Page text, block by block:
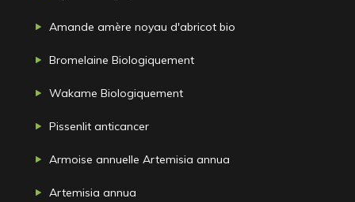
Amande amère noyau d'abricot bio
Bromelaine Biologiquement
Wakame Biologiquement
Pissenlit anticancer
Armoise annuelle Artemisia annua
Artemisia annua